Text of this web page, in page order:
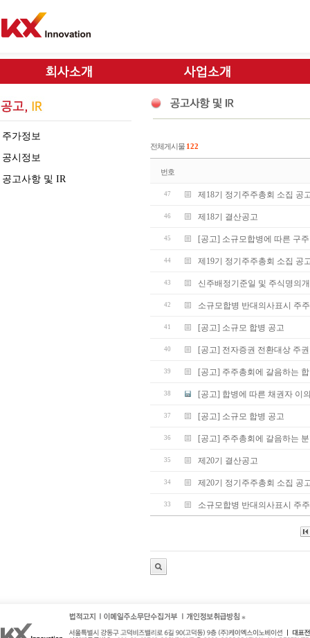
주가정보
공시정보
공고사항 및 IR
전체게시물 122
번호
47 제18기 정기주주총회 소집 공
46 제18기 결산공고
45 [공고] 소규모합병에 따른 구
44 제19기 정기주주총회 소집 공
43 신주배정기준일 및 주식명의
42 소규모합병 반대의사표시 주
41 [공고] 소규모 합병 공고
40 [공고] 전자증권 전환대상 주
39 [공고] 주주총회에 갈음하는
38 [공고] 합병에 따른 채권자 이
37 [공고] 소규모 합병 공고
36 [공고] 주주총회에 갈음하는
35 제20기 결산공고
34 제20기 정기주주총회 소집 공
33 소규모합병 반대의사표시 주
*